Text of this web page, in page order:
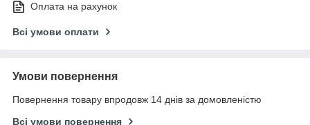
Оплата на рахунок
Всі умови оплати
Умови повернення
Повернення товару впродовж 14 днів за домовленістю
Всі умови повернення